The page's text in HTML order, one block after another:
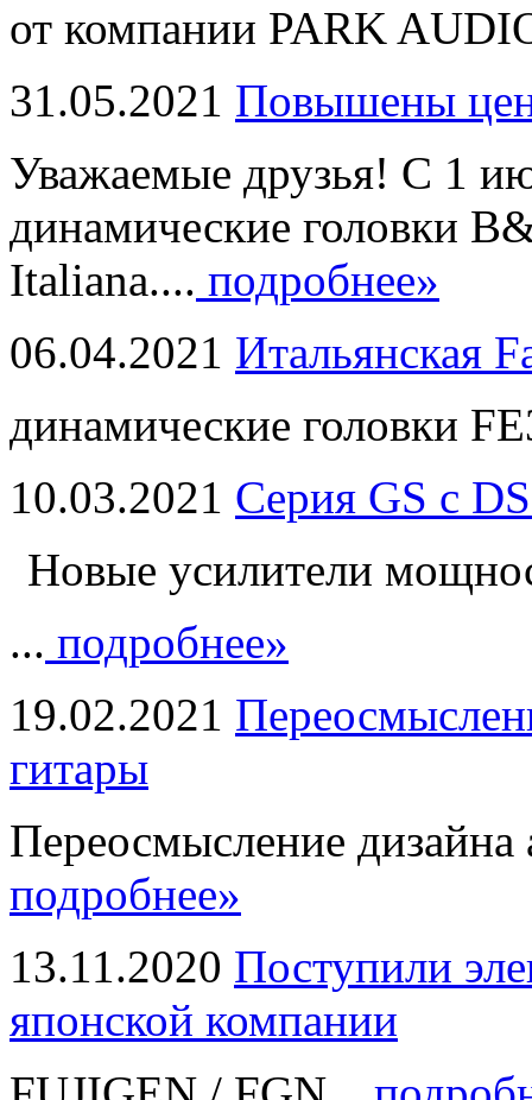
от компании PARK
31.05.2021 Повышены
Уважаемые друзья! С 1
динамические головки
Italiana.... подробнее»
06.04.2021 Итальянская
динамические головки
10.03.2021 Серия GS с
Новые усилители
... подробнее»
19.02.2021
гитары
Переосмысление дизайна
подробнее»
13.11.2020 Поступили
японской компании